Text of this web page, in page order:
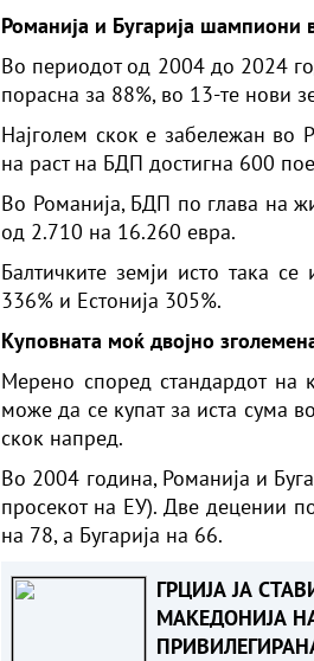
Романија и Бугарија шампиони
Во периодот од 2004 до 2024
порасна за 88%, во 13-те нови
Најголем скок е забележан во
на раст на БДП достигна 600
Во Романија, БДП по глава на
од 2.710 на 16.260 евра.
Балтичките земји исто така
336% и Естонија 305%.
Куповната моќ двојно
Мерено според стандардот на
може да се купат за иста сума
скок напред.
Во 2004 година, Романија и
просекот на ЕУ). Две децении
на 78, а Бугарија на 66.
ГРЦИЈА ЈА
МАКЕДОНИЈА